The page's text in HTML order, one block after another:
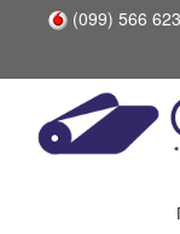
(099) 566